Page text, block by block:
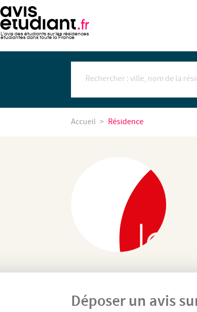
L'avis des étudiants sur les résidences
étudiantes dans toute la France
Accueil Résidence
Déposer un avis